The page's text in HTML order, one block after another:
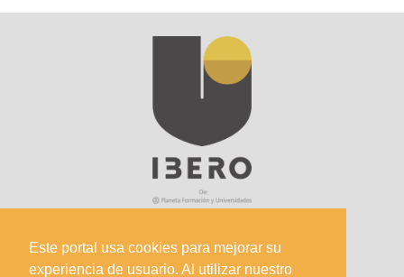
Este portal usa cookies para mejorar su
experiencia de usuario. Al utilizar nuestro